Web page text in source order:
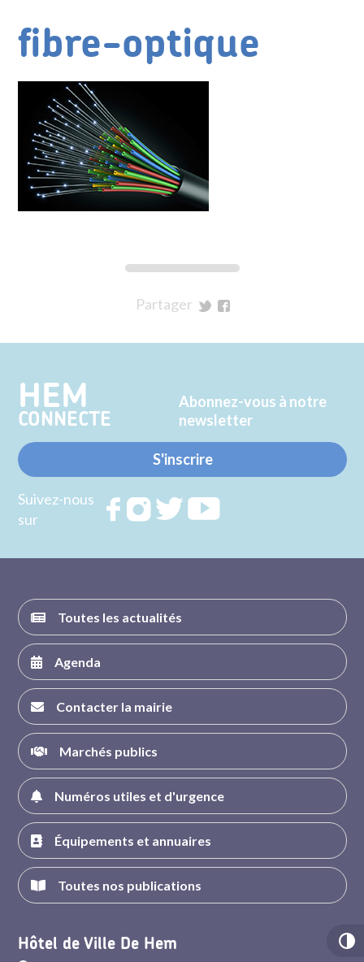
fibre-optique
Partager
Twitter
Facebook
HEM
CONNECTE
Abonnez-vous à notre
newsletter
S'inscrire
Suivez-nous
sur
RejoignezRejoignezRejoignez
Toutes les actualités
Agenda
Contacter la mairie
Marchés publics
Numéros utiles et d'urgence
Équipements et annuaires
Toutes nos publications
Hôtel de Ville De Hem